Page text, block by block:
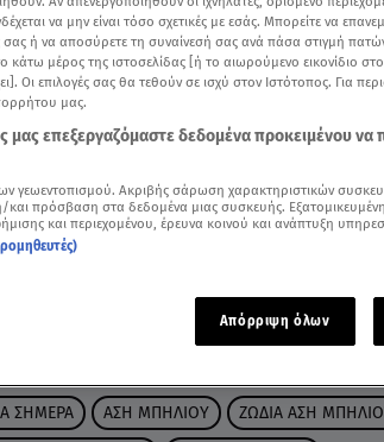
ΣΗΜΕΡΑ ΑΣΗ ΜΠΗΛΙΟΥ ΖΩΔΙΑ ΑΣΗ
να μην είναι τόσο σχετικές με εσάς. Μπορείτε να
σας ή να αποσύρετε τη συναίνεσή σας ανά πάσα στιγμή
κάτω μέρος της ιστοσελίδας [ή το αιωρούμενο εικονίδιο
Οι επιλογές σας θα τεθούν σε ισχύ στον Ιστότοπος. Για
μας.
μας επεξεργαζόμαστε δεδομένα προκειμένου
γεωεντοπισμού. Ακριβής σάρωση χαρακτηριστικών
πρόσβαση στα δεδομένα μιας συσκευής.
και περιεχομένου, έρευνα κοινού και ανάπτυξη
Απόρριψη όλων